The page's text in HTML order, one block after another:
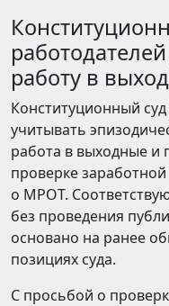
работу в
Конституционный
учитывать
работа в выходные и
проверке
о МРОТ.
без проведения
основано на ранее
позициях суда.
С просьбой о